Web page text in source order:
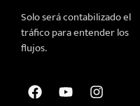
Solo será contabilizado el
tráfico para entender los
flujos.